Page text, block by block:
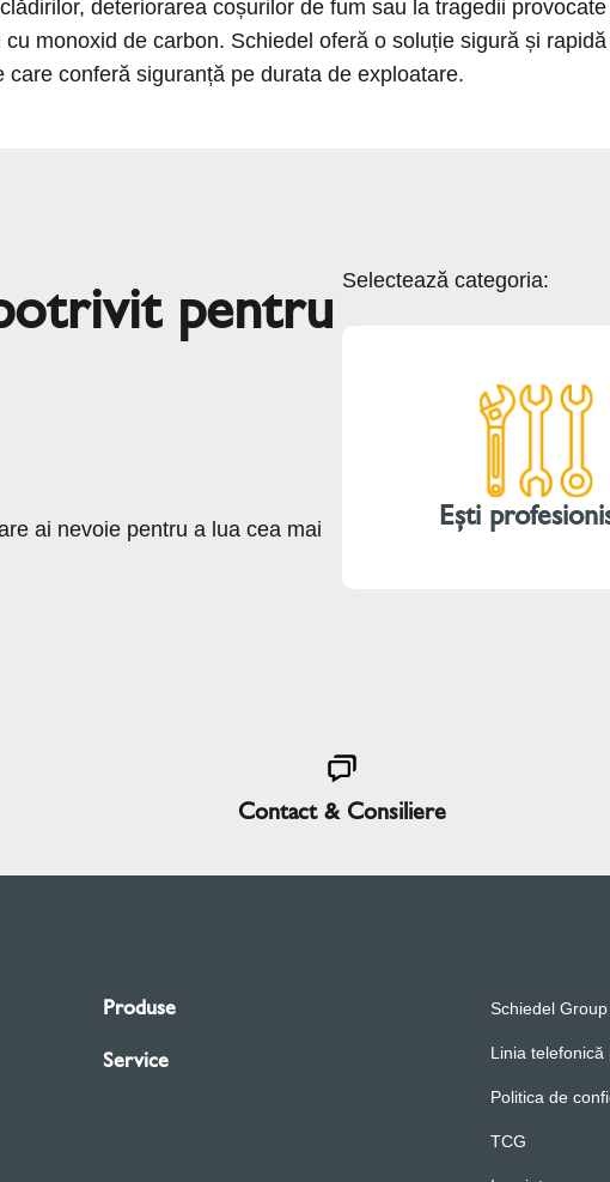
deteriorarea coșurilor de fum sau la tragedii provocate
cu monoxid de carbon. Schiedel oferă o soluție sigură și rapidă
care conferă siguranță pe durata de exploatare.
pentru
ai nevoie pentru a lua cea mai
Selectează categoria:
Ești
Contact & Consiliere
Produse
Service
Schiedel Group
Linia telefonică
Politica de
TCG